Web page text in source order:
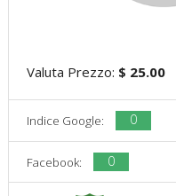
Valuta Prezzo: $ 25.00
Indice Google: 0
Facebook: 0